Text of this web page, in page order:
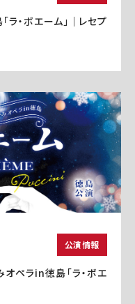
ラ・ボエーム」｜レセプ
公演情報
ペラin徳島「ラ・ボエ